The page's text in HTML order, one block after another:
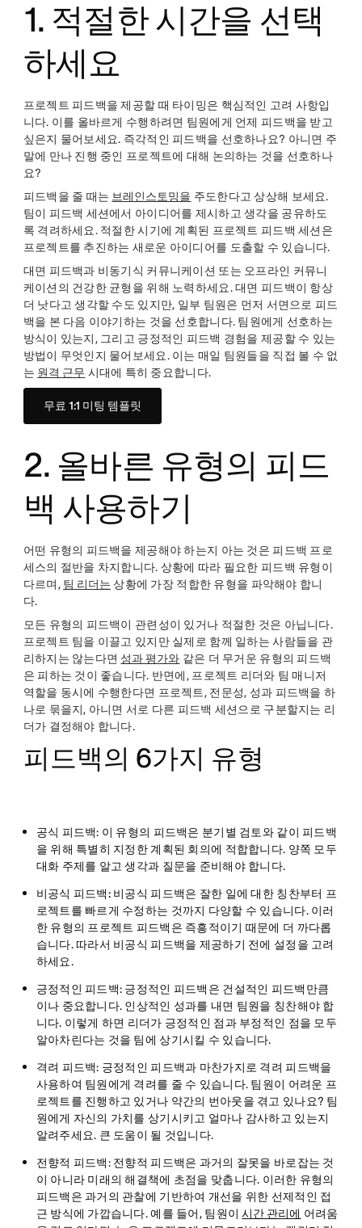
1. 적절한 시간을 선택
하세요
프로젝트 피드백을 제공할 때 타이밍은 핵심적인 고려 사항입
니다. 이를 올바르게 수행하려면 팀원에게 언제 피드백을 받고
싶은지 물어보세요. 즉각적인 피드백을 선호하나요? 아니면 주
말에 만나 진행 중인 프로젝트에 대해 논의하는 것을 선호하나
요?
피드백을 줄 때는 브레인스토밍을 주도한다고 상상해 보세요.
팀이 피드백 세션에서 아이디어를 제시하고 생각을 공유하도
록 격려하세요. 적절한 시기에 계획된 프로젝트 피드백 세션은
프로젝트를 추진하는 새로운 아이디어를 도출할 수 있습니다.
대면 피드백과 비동기식 커뮤니케이션 또는 오프라인 커뮤니
케이션의 건강한 균형을 위해 노력하세요. 대면 피드백이 항상
더 낫다고 생각할 수도 있지만, 일부 팀원은 먼저 서면으로 피드
백을 본 다음 이야기하는 것을 선호합니다. 팀원에게 선호하는
방식이 있는지, 그리고 긍정적인 피드백 경험을 제공할 수 있는
방법이 무엇인지 물어보세요. 이는 매일 팀원들을 직접 볼 수 없
는 원격 근무 시대에 특히 중요합니다.
무료 1:1 미팅 템플릿
2. 올바른 유형의 피드
백 사용하기
어떤 유형의 피드백을 제공해야 하는지 아는 것은 피드백 프로
세스의 절반을 차지합니다. 상황에 따라 필요한 피드백 유형이
다르며, 팀 리더는 상황에 가장 적합한 유형을 파악해야 합니
다.
모든 유형의 피드백이 관련성이 있거나 적절한 것은 아닙니다.
프로젝트 팀을 이끌고 있지만 실제로 함께 일하는 사람들을 관
리하지는 않는다면 성과 평가와 같은 더 무거운 유형의 피드백
은 피하는 것이 좋습니다. 반면에, 프로젝트 리더와 팀 매니저
역할을 동시에 수행한다면 프로젝트, 전문성, 성과 피드백을 하
나로 묶을지, 아니면 서로 다른 피드백 세션으로 구분할지는 리
더가 결정해야 합니다.
피드백의 6가지 유형
공식 피드백: 이 유형의 피드백은 분기별 검토와 같이 피드백
을 위해 특별히 지정한 계획된 회의에 적합합니다. 양쪽 모두
대화 주제를 알고 생각과 질문을 준비해야 합니다.
비공식 피드백: 비공식 피드백은 잘한 일에 대한 칭찬부터 프
로젝트를 빠르게 수정하는 것까지 다양할 수 있습니다. 이러
한 유형의 프로젝트 피드백은 즉흥적이기 때문에 더 까다롭
습니다. 따라서 비공식 피드백을 제공하기 전에 설정을 고려
하세요.
긍정적인 피드백: 긍정적인 피드백은 건설적인 피드백만큼
이나 중요합니다. 인상적인 성과를 내면 팀원을 칭찬해야 합
니다. 이렇게 하면 리더가 긍정적인 점과 부정적인 점을 모두
알아차린다는 것을 팀에 상기시킬 수 있습니다.
격려 피드백: 긍정적인 피드백과 마찬가지로 격려 피드백을
사용하여 팀원에게 격려를 줄 수 있습니다. 팀원이 어려운 프
로젝트를 진행하고 있거나 약간의 번아웃을 겪고 있나요? 팀
원에게 자신의 가치를 상기시키고 얼마나 감사하고 있는지
알려주세요. 큰 도움이 될 것입니다.
전향적 피드백: 전향적 피드백은 과거의 잘못을 바로잡는 것
이 아니라 미래의 해결책에 초점을 맞춥니다. 이러한 유형의
피드백은 과거의 관찰에 기반하여 개선을 위한 선제적인 접
근 방식에 가깝습니다. 예를 들어, 팀원이시간 관리에 어려움